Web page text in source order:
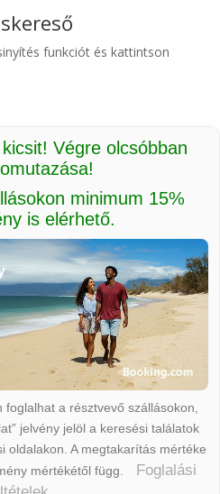
funkciót és kattintson
Végre olcsóbban
minimum 15%
is elérhető.
a résztvevő szállásokon,
jelvény jelöl a keresési találatok
oldalakon. A megtakarítás mértéke
mértékétől függ.
Foglalási